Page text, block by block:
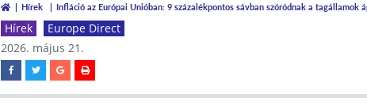
Hírek Infláció az Európai Unióban: 9 százalékpontos sávban szóródnak a tagállamok
Hírek
Europe Direct
2026. május 21.